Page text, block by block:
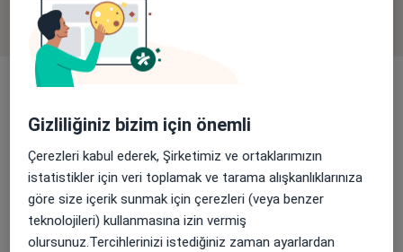
Bu doktor/uzmanlar Konak, İzmir aramanıza yakın
bölgelerde bulunuyor.
Op. Dr. Neslihan Gürbüz
Kadın hastalıkları ve doğum
Gizliliğiniz bizim için önemli
Çerezleri kabul ederek, Şirketimiz ve ortaklarımızın
istatistikler için veri toplamak ve tarama alışkanlıklarınıza
göre size içerik sunmak için çerezleri (veya benzer
teknolojileri) kullanmasına izin vermiş
olursunuz.Tercihlerinizi istediğiniz zaman ayarlardan